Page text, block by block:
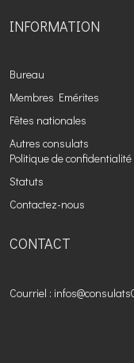
INFORMATION
Bureau
Membres Emérites
Fêtes nationales
Autres consulats
Politique de confidentialité
Statuts
Contactez-nous
CONTACT
Courriel :